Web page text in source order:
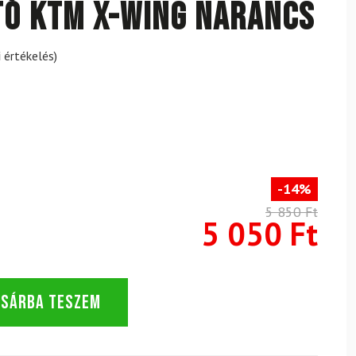
X-Wing narancs
értékelés)
-14%
5 850 Ft
5 050 Ft
TESZEM